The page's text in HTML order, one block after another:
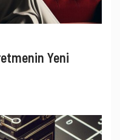
Yeni